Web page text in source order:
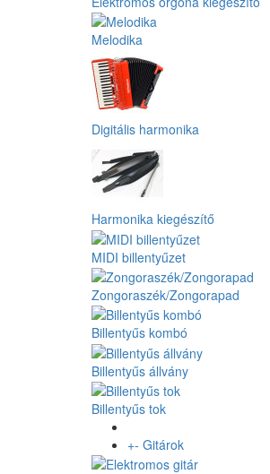
Melodika
Digitális harmonika
Harmonika kiegészítő
MIDI billentyűzet
Zongoraszék/Zongorapad
Billentyűs kombó
Billentyűs állvány
Billentyűs tok
+- Gitárok